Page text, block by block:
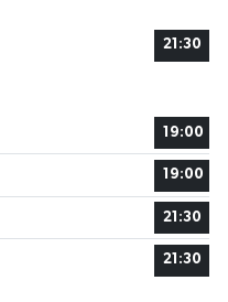
21:30
19:00
19:00
21:30
21:30